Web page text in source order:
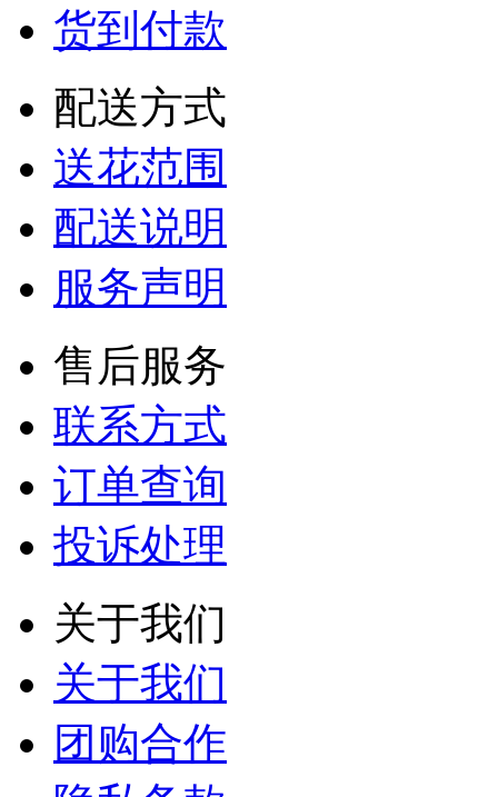
货到付款
配送方式
送花范围
配送说明
服务声明
售后服务
联系方式
订单查询
投诉处理
关于我们
关于我们
团购合作